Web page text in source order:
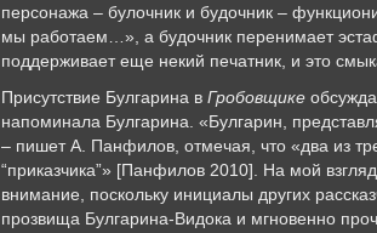
персонажа – булочник и будочник –
мы работаем…», а будочник перенимает
поддерживает еще некий печатник, и это
Присутствие Булгарина в Гробовщике
напоминала Булгарина. «Булгарин,
– пишет А. Панфилов, отмечая, что «два из
“приказчика”» [Панфилов 2010]. На мой
внимание, поскольку инициалы других
прозвища Булгарина-Видока и мгновенно